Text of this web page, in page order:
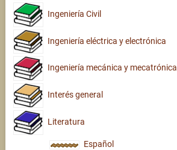
Ingeniería Civil
Ingeniería eléctrica y electrónica
Ingeniería mecánica y mecatrónica
Interés general
Literatura
Español